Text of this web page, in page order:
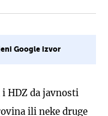
Google izvor
HDZ da javnosti
ili neke druge